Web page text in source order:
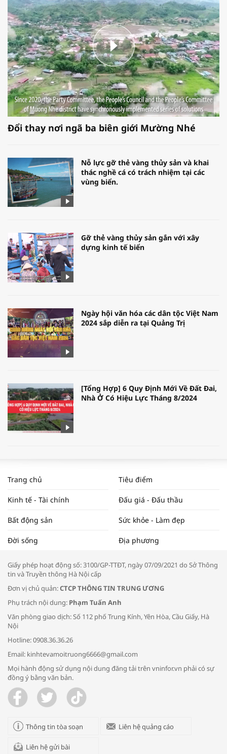
Đổi thay nơi ngã ba biên giới Mường Nhé
Nỗ lực gỡ thẻ vàng thủy sản và khai
thác nghề cá có trách nhiệm tại các
vùng biển.
Gỡ thẻ vàng thủy sản gắn với xây
dựng kinh tế biển
Ngày hội văn hóa các dân tộc Việt Nam
2024 sắp diễn ra tại Quảng Trị
[Tổng Hợp] 6 Quy Định Mới Về Đất Đai,
Nhà Ở Có Hiệu Lực Tháng 8/2024
NAM NĂM 2024 VÀ NĂM 2025 | NHỊP
ĐẬP THỊ TRƯỜNG #62
Tọa đàm “Xúc tiến thương mại: Khơi
Bác sĩ tư vấn cách phòng tránh bệnh
đường hô hấp trong thời tiết giao mùa
Trao yêu thương cho em
Trang chủ Tiêu điểm
Kinh tế - Tài chính Đấu giá - Đấu thầu
Bất động sản Sức khỏe - Làm đẹp
Đời sống Địa phương
Giấy phép hoạt động số: 3100/GP-TTĐT, ngày 07/09/2021 do Sở Thông
tin và Truyền thông Hà Nội cấp
Đơn vị chủ quản:CTCP THÔNG TIN TRUNG ƯƠNG
Phụ trách nội dung: Phạm Tuấn Anh
Văn phòng giao dịch: Số 112 phố Trung Kính, Yên Hòa, Cầu Giấy, Hà
Nội
Hotline: 0908.36.36.26
Email: kinhtevamoitruong6666@gmail.com
Mọi hành động sử dụng nội dung đăng tải trên vninfor.vn phải có sự
đồng ý bằng văn bản.
Thông tin tòa soạn Liên hệ quảng cáo
Liên hệ gửi bài